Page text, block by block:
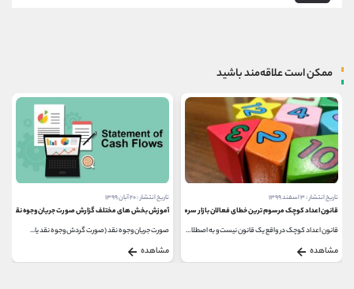
ممکن است علاقه‌مند باشید
تاریخ انتشار : ۳ اسفند ۱۳۹۹
قانون اعداد کوچک مرسوم ترین خطای فعالان بازار سرمایه
قانون اعداد کوچک در واقع یک قانون نیست و به اصطلاح...
مشاهده
تاریخ انتشار : ۲۰ آبان ۱۳۹۹
آموزش بخش های مختلف گزارش صورت جریان وجوه نقد
صورت جریان وجوه نقد (‌صورت گردش وجوه نقد یا...
مشاهده